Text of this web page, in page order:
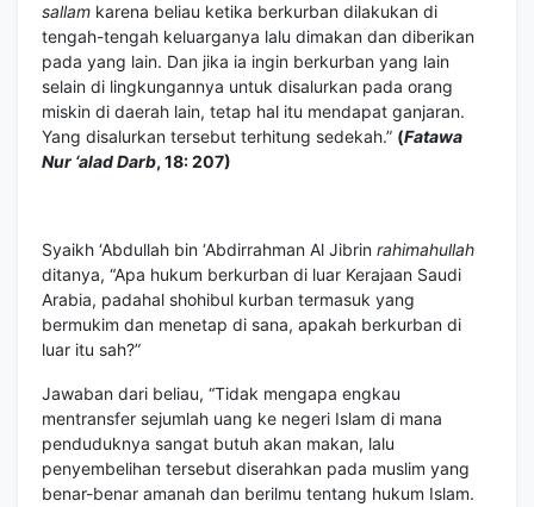
sallam karena beliau ketika berkurban dilakukan di
tengah-tengah keluarganya lalu dimakan dan diberikan
pada yang lain. Dan jika ia ingin berkurban yang lain
selain di lingkungannya untuk disalurkan pada orang
miskin di daerah lain, tetap hal itu mendapat ganjaran.
Yang disalurkan tersebut terhitung sedekah.” (Fatawa
Nur ‘alad Darb, 18: 207)
Syaikh ‘Abdullah bin ‘Abdirrahman Al Jibrin rahimahullah
ditanya, “Apa hukum berkurban di luar Kerajaan Saudi
Arabia, padahal shohibul kurban termasuk yang
bermukim dan menetap di sana, apakah berkurban di
luar itu sah?”
Jawaban dari beliau, “Tidak mengapa engkau
mentransfer sejumlah uang ke negeri Islam di mana
penduduknya sangat butuh akan makan, lalu
penyembelihan tersebut diserahkan pada muslim yang
benar-benar amanah dan berilmu tentang hukum Islam.